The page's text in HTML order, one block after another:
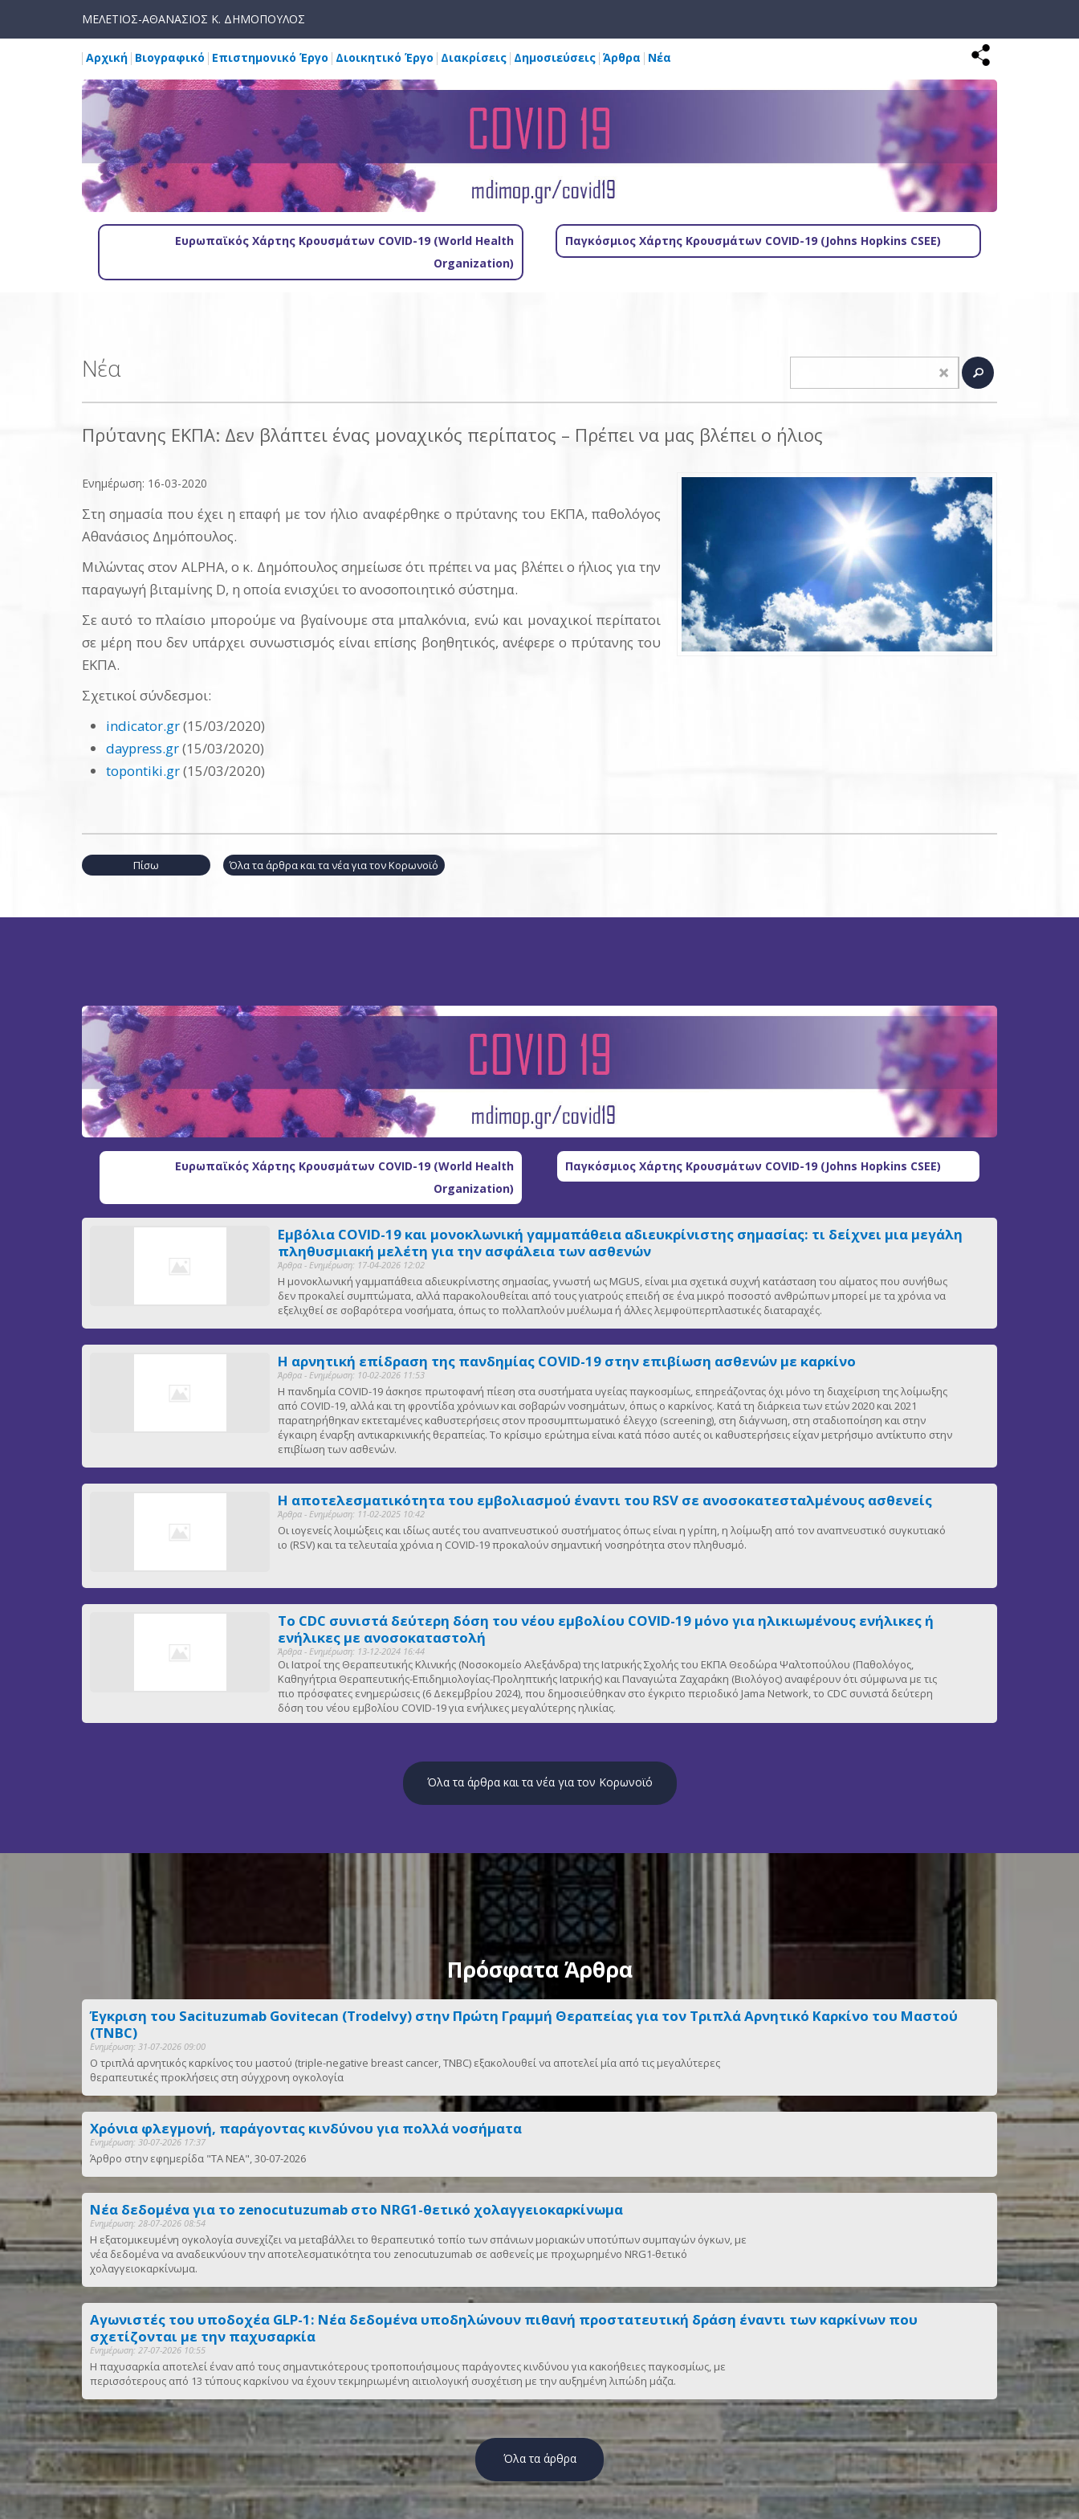
ΜΕΛΕΤΙΟΣ-ΑΘΑΝΑΣΙΟΣ Κ. ΔΗΜΟΠΟΥΛΟΣ
Αρχική Βιογραφικό Επιστημονικό Έργο Διοικητικό Έργο Διακρίσεις Δημοσιεύσεις Άρθρα Νέα
Ευρωπαϊκός Χάρτης Κρουσμάτων COVID-19 (World Health
Organization)
Παγκόσμιος Χάρτης Κρουσμάτων COVID-19 (Johns Hopkins CSEE)
Νέα
Πρύτανης ΕΚΠΑ: Δεν βλάπτει ένας μοναχικός περίπατος – Πρέπει να μας βλέπει ο ήλιος
Ενημέρωση: 16-03-2020
Στη σημασία που έχει η επαφή με τον ήλιο αναφέρθηκε ο πρύτανης του ΕΚΠΑ, παθολόγος
Αθανάσιος Δημόπουλος.
Μιλώντας στον ALPHA, ο κ. Δημόπουλος σημείωσε ότι πρέπει να μας βλέπει ο ήλιος για την
παραγωγή βιταμίνης D, η οποία ενισχύει το ανοσοποιητικό σύστημα.
Σε αυτό το πλαίσιο μπορούμε να βγαίνουμε στα μπαλκόνια, ενώ και μοναχικοί περίπατοι
σε μέρη που δεν υπάρχει συνωστισμός είναι επίσης βοηθητικός, ανέφερε ο πρύτανης του
ΕΚΠΑ.
Σχετικοί σύνδεσμοι:
indicator.gr(15/03/2020)
daypress.gr(15/03/2020)
topontiki.gr(15/03/2020)
Πίσω Όλα τα άρθρα και τα νέα για τον Κορωνοϊό
Ευρωπαϊκός Χάρτης Κρουσμάτων COVID-19 (World Health
Organization)
Παγκόσμιος Χάρτης Κρουσμάτων COVID-19 (Johns Hopkins CSEE)
Εμβόλια COVID-19 και μονοκλωνική γαμμαπάθεια αδιευκρίνιστης σημασίας: τι δείχνει μια μεγάλη
πληθυσμιακή μελέτη για την ασφάλεια των ασθενών
Άρθρα - Ενημέρωση: 17-04-2026 12:02
Η μονοκλωνική γαμμαπάθεια αδιευκρίνιστης σημασίας, γνωστή ως MGUS, είναι μια σχετικά συχνή κατάσταση του αίματος που συνήθως
δεν προκαλεί συμπτώματα, αλλά παρακολουθείται από τους γιατρούς επειδή σε ένα μικρό ποσοστό ανθρώπων μπορεί με τα χρόνια να
εξελιχθεί σε σοβαρότερα νοσήματα, όπως το πολλαπλούν μυέλωμα ή άλλες λεμφοϋπερπλαστικές διαταραχές.
Η αρνητική επίδραση της πανδημίας COVID-19 στην επιβίωση ασθενών με καρκίνο
Άρθρα - Ενημέρωση: 10-02-2026 11:53
Η πανδημία COVID-19 άσκησε πρωτοφανή πίεση στα συστήματα υγείας παγκοσμίως, επηρεάζοντας όχι μόνο τη διαχείριση της λοίμωξης
από COVID-19, αλλά και τη φροντίδα χρόνιων και σοβαρών νοσημάτων, όπως ο καρκίνος. Κατά τη διάρκεια των ετών 2020 και 2021
παρατηρήθηκαν εκτεταμένες καθυστερήσεις στον προσυμπτωματικό έλεγχο (screening), στη διάγνωση, στη σταδιοποίηση και στην
έγκαιρη έναρξη αντικαρκινικής θεραπείας. Το κρίσιμο ερώτημα είναι κατά πόσο αυτές οι καθυστερήσεις είχαν μετρήσιμο αντίκτυπο στην
επιβίωση των ασθενών.
Η αποτελεσματικότητα του εμβολιασμού έναντι του RSV σε ανοσοκατεσταλμένους ασθενείς
Άρθρα - Ενημέρωση: 11-02-2025 10:42
Οι ιογενείς λοιμώξεις και ιδίως αυτές του αναπνευστικού συστήματος όπως είναι η γρίπη, η λοίμωξη από τον αναπνευστικό συγκυτιακό
ιο (RSV) και τα τελευταία χρόνια η COVID-19 προκαλούν σημαντική νοσηρότητα στον πληθυσμό.
Το CDC συνιστά δεύτερη δόση του νέου εμβολίου COVID-19 μόνο για ηλικιωμένους ενήλικες ή
ενήλικες με ανοσοκαταστολή
Άρθρα - Ενημέρωση: 13-12-2024 16:44
Οι Ιατροί της Θεραπευτικής Κλινικής (Νοσοκομείο Αλεξάνδρα) της Ιατρικής Σχολής του ΕΚΠΑ Θεοδώρα Ψαλτοπούλου (Παθολόγος,
Καθηγήτρια Θεραπευτικής-Επιδημιολογίας-Προληπτικής Ιατρικής) και Παναγιώτα Ζαχαράκη (Βιολόγος) αναφέρουν ότι σύμφωνα με τις
πιο πρόσφατες ενημερώσεις (6 Δεκεμβρίου 2024), που δημοσιεύθηκαν στο έγκριτο περιοδικό Jama Network, το CDC συνιστά δεύτερη
δόση του νέου εμβολίου COVID-19 για ενήλικες μεγαλύτερης ηλικίας.
Όλα τα άρθρα και τα νέα για τον Κορωνοϊό
Πρόσφατα Άρθρα
Έγκριση του Sacituzumab Govitecan (Trodelvy) στην Πρώτη Γραμμή Θεραπείας για τον Τριπλά Αρνητικό Καρκίνο του Μαστού
(TNBC)
Ενημέρωση: 31-07-2026 09:00
Ο τριπλά αρνητικός καρκίνος του μαστού (triple-negative breast cancer, TNBC) εξακολουθεί να αποτελεί μία από τις μεγαλύτερες
θεραπευτικές προκλήσεις στη σύγχρονη ογκολογία
Χρόνια φλεγμονή, παράγοντας κινδύνου για πολλά νοσήματα
Ενημέρωση: 30-07-2026 17:37
Άρθρο στην εφημερίδα "ΤΑ ΝΕΑ", 30-07-2026
Νέα δεδομένα για το zenocutuzumab στο NRG1-θετικό χολαγγειοκαρκίνωμα
Ενημέρωση: 28-07-2026 08:54
Η εξατομικευμένη ογκολογία συνεχίζει να μεταβάλλει το θεραπευτικό τοπίο των σπάνιων μοριακών υποτύπων συμπαγών όγκων, με
νέα δεδομένα να αναδεικνύουν την αποτελεσματικότητα του zenocutuzumab σε ασθενείς με προχωρημένο NRG1-θετικό
χολαγγειοκαρκίνωμα.
Αγωνιστές του υποδοχέα GLP-1: Νέα δεδομένα υποδηλώνουν πιθανή προστατευτική δράση έναντι των καρκίνων που
σχετίζονται με την παχυσαρκία
Ενημέρωση: 27-07-2026 10:55
Η παχυσαρκία αποτελεί έναν από τους σημαντικότερους τροποποιήσιμους παράγοντες κινδύνου για κακοήθειες παγκοσμίως, με
περισσότερους από 13 τύπους καρκίνου να έχουν τεκμηριωμένη αιτιολογική συσχέτιση με την αυξημένη λιπώδη μάζα.
Όλα τα άρθρα